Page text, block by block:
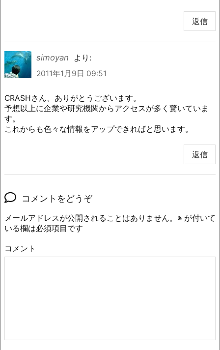
返信
simoyan
より:
2011年1月9日 09:51
CRASHさん、ありがとうございます。
予想以上に企業や研究機関からアクセスが多く驚いていま
す。
これからも色々な情報をアップできればと思います。
返信
コメントをどうぞ
メールアドレスが公開されることはありません。 ※ が付いて
いる欄は必須項目です
コメント